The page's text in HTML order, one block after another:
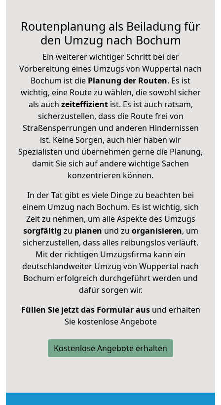
Routenplanung als Beiladung für
den Umzug nach Bochum
Ein weiterer wichtiger Schritt bei der
Vorbereitung eines Umzugs von Wuppertal nach
Bochum ist die Planung der Routen. Es ist
wichtig, eine Route zu wählen, die sowohl sicher
als auch zeiteffizientist. Es ist auch ratsam,
sicherzustellen, dass die Route frei von
Straßensperrungen und anderen Hindernissen
ist. Keine Sorgen, auch hier haben wir
Spezialisten und übernehmen gerne die Planung,
damit Sie sich auf andere wichtige Sachen
konzentrieren können.
In der Tat gibt es viele Dinge zu beachten bei
einem Umzug nach Bochum. Es ist wichtig, sich
Zeit zu nehmen, um alle Aspekte des Umzugs
sorgfältig zu planen und zu organisieren, um
sicherzustellen, dass alles reibungslos verläuft.
Mit der richtigen Umzugsfirma kann ein
deutschlandweiter Umzug von Wuppertal nach
Bochum erfolgreich durchgeführt werden und
dafür sorgen wir.
Füllen Sie jetzt das Formular ausund erhalten
Sie kostenlose Angebote
Kostenlose Angebote erhalten